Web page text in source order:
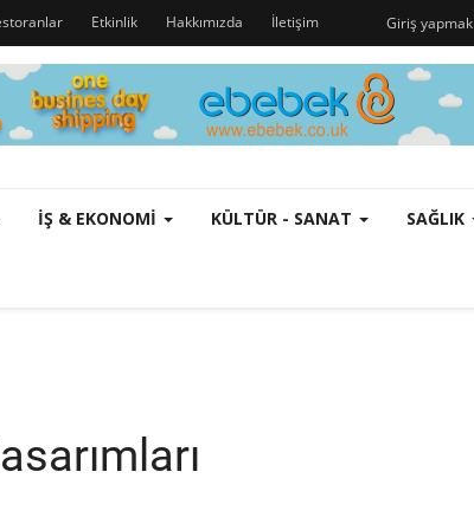
Etkinlik Hakkımızda İletişim Giriş yapmak
İŞ & EKONOMI KÜLTÜR - SANAT SAĞLIK